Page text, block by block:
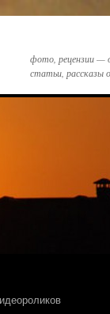
фото, рецензии —
статьи, рассказы